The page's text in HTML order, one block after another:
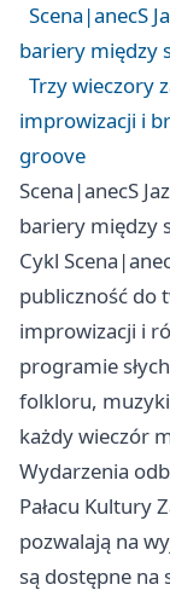
Scena|anecS
bariery między
Trzy wieczory
improwizacji i
groove
Scena|anecS
bariery między
Cykl
publiczność do
improwizacji i
programie
folkloru, muzyki
każdy wieczór
Wydarzenia
Pałacu Kultury
pozwalają na
są dostępne na